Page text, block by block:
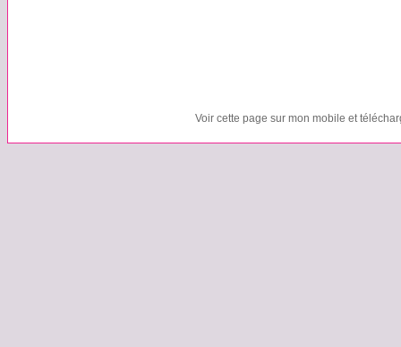
Voir cette page sur mon mobile et